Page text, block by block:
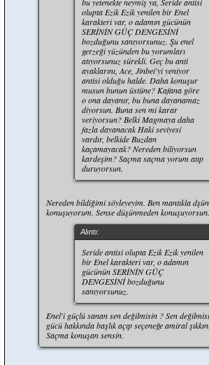
olupta Ezik Ezik yenilen bir Enel
karakteri var, o adamın gücünün
SERİNİN GÜÇ DENGESİNİ
bozduğunu sanıyorsunuz. Şu enel
gerzeği yüzünden bu yorumları
atıyorsunuz sürekli. Geç bu anti
ayaklarını, Ace, Jinbei'yi yeniyor
antisi olduğu halde. Daha konuşur
musun bunun üstüne? Kafana göre
o ona dayanır, bu buna dayanamaz
diyorsun. Buna sen mi karar
veriyorsun? Belki Magmaya daha
fazla dayanacak Haki seviyesi
vardır, belkide Buzdan
kaçamayacak? Nereden biliyorsun
kardeşim? Saçma saçma yorum atıp
duruyorsun.
Nereden bildiğimi söyleyeyim. Ben mantıkla
konuşuyorum. Sense düşünmeden konuşuyorsun.
Alıntı:
Seride antisi olupta Ezik Ezik yenilen
bir Enel karakteri var, o adamın
gücünün SERİNİN GÜÇ
DENGESİNİ bozduğunu
sanıyorsunuz.
Enel'i güçlü sanan sen değilmisin ? Sen
gücü hakkında başlık açıp seçeneğe amiral
Saçma konuşan sensin.